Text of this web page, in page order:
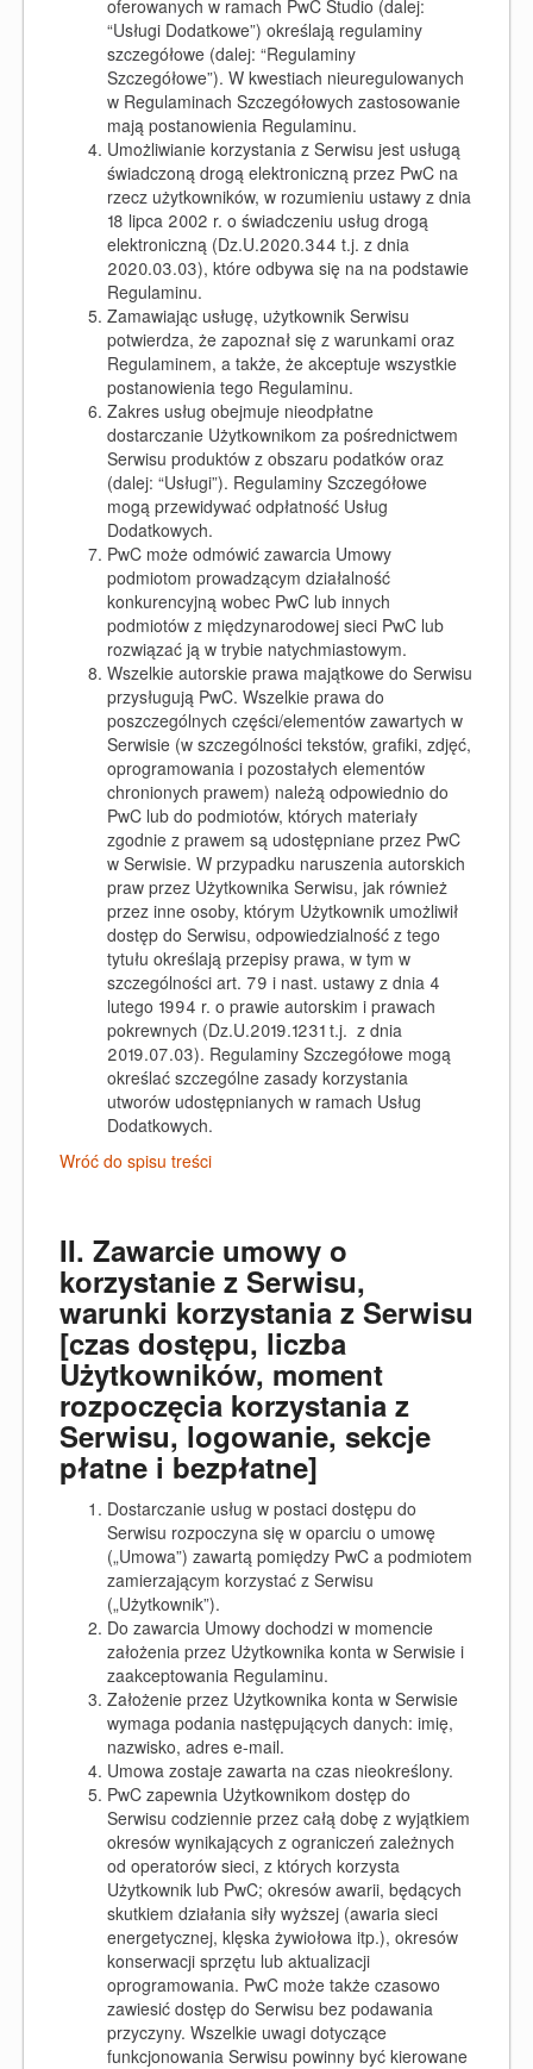
oferowanych w ramach PwC Studio (dalej:
“Usługi Dodatkowe”) określają regulaminy
szczegółowe (dalej: “Regulaminy
Szczegółowe”). W kwestiach nieuregulowanych
w Regulaminach Szczegółowych zastosowanie
mają postanowienia Regulaminu.
Umożliwianie korzystania z Serwisu jest usługą
świadczoną drogą elektroniczną przez PwC na
rzecz użytkowników, w rozumieniu ustawy z dnia
18 lipca 2002 r. o świadczeniu usług drogą
elektroniczną (Dz.U.2020.344 t.j. z dnia
2020.03.03), które odbywa się na na podstawie
Regulaminu.
Zamawiając usługę, użytkownik Serwisu
potwierdza, że zapoznał się z warunkami oraz
Regulaminem, a także, że akceptuje wszystkie
postanowienia tego Regulaminu.
Zakres usług obejmuje nieodpłatne
dostarczanie Użytkownikom za pośrednictwem
Serwisu produktów z obszaru podatków oraz
(dalej: “Usługi”). Regulaminy Szczegółowe
mogą przewidywać odpłatność Usług
Dodatkowych.
PwC może odmówić zawarcia Umowy
podmiotom prowadzącym działalność
konkurencyjną wobec PwC lub innych
podmiotów z międzynarodowej sieci PwC lub
rozwiązać ją w trybie natychmiastowym.
Wszelkie autorskie prawa majątkowe do Serwisu
przysługują PwC. Wszelkie prawa do
poszczególnych części/elementów zawartych w
Serwisie (w szczególności tekstów, grafiki, zdjęć,
oprogramowania i pozostałych elementów
chronionych prawem) należą odpowiednio do
PwC lub do podmiotów, których materiały
zgodnie z prawem są udostępniane przez PwC
w Serwisie. W przypadku naruszenia autorskich
praw przez Użytkownika Serwisu, jak również
przez inne osoby, którym Użytkownik umożliwił
dostęp do Serwisu, odpowiedzialność z tego
tytułu określają przepisy prawa, w tym w
szczególności art. 79 i nast. ustawy z dnia 4
lutego 1994 r. o prawie autorskim i prawach
pokrewnych (Dz.U.2019.1231 t.j. z dnia
2019.07.03). Regulaminy Szczegółowe mogą
określać szczególne zasady korzystania
utworów udostępnianych w ramach Usług
Dodatkowych.
Wróć do spisu treści
II. Zawarcie umowy o
korzystanie z Serwisu,
warunki korzystania z Serwisu
[czas dostępu, liczba
Użytkowników, moment
rozpoczęcia korzystania z
Serwisu, logowanie, sekcje
płatne i bezpłatne]
Dostarczanie usług w postaci dostępu do
Serwisu rozpoczyna się w oparciu o umowę
(„Umowa”) zawartą pomiędzy PwC a podmiotem
zamierzającym korzystać z Serwisu
(„Użytkownik”).
Do zawarcia Umowy dochodzi w momencie
założenia przez Użytkownika konta w Serwisie i
zaakceptowania Regulaminu.
Założenie przez Użytkownika konta w Serwisie
wymaga podania następujących danych: imię,
nazwisko, adres e-mail.
Umowa zostaje zawarta na czas nieokreślony.
PwC zapewnia Użytkownikom dostęp do
Serwisu codziennie przez całą dobę z wyjątkiem
okresów wynikających z ograniczeń zależnych
od operatorów sieci, z których korzysta
Użytkownik lub PwC; okresów awarii, będących
skutkiem działania siły wyższej (awaria sieci
energetycznej, klęska żywiołowa itp.), okresów
konserwacji sprzętu lub aktualizacji
oprogramowania. PwC może także czasowo
zawiesić dostęp do Serwisu bez podawania
przyczyny. Wszelkie uwagi dotyczące
funkcjonowania Serwisu powinny być kierowane